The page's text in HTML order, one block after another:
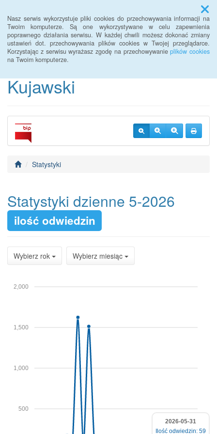
Nasz serwis wykorzystuje pliki cookies do przechowywania informacji na
Twoim komputerze. Są one wykorzystywane w celu zapewnienia
poprawnego działania serwisu. W każdej chwili możesz dokonać zmiany
ustawień dot. przechowywania plików cookies w Twojej przeglądarce.
Korzystając z serwisu wyrażasz zgodę na przechowywanieplików cookies
na Twoim komputerze.
Menu
BIP Warsztaty Terapii
Zajęciowej Piotrków
Kujawski
Statystyki
Statystyki dzienne 5-2026
ilość odwiedzin
Wybierz rok Wybierz miesiąc
500
1,000
1,500
2,000
2026-05-31
Ilość odwiedzin: 59